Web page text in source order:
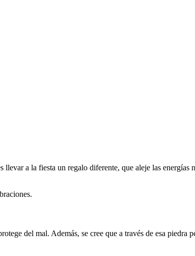
a la fiesta un regalo diferente, que aleje las energías
del mal. Además, se cree que a través de esa piedra